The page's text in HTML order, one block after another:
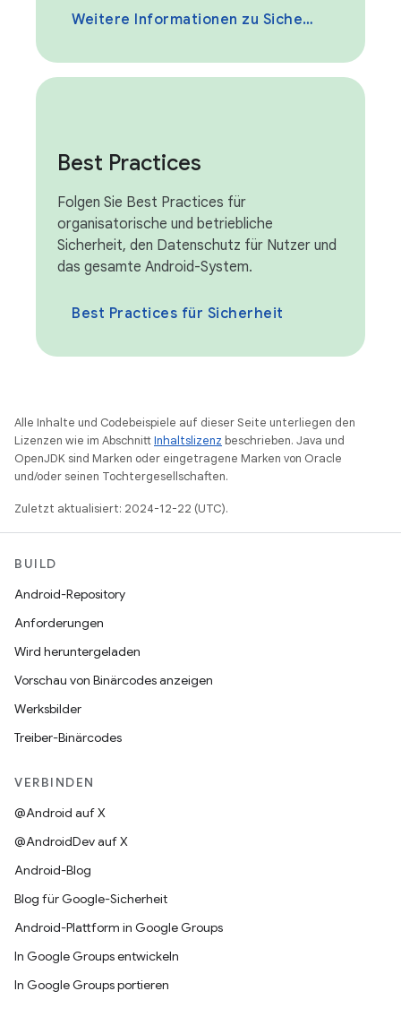
Weitere Informationen zu Sicherheitstests
Best Practices
Folgen Sie Best Practices für
organisatorische und betriebliche
Sicherheit, den Datenschutz für Nutzer und
das gesamte Android-System.
Best Practices für Sicherheit
Alle Inhalte und Codebeispiele auf dieser Seite unterliegen den
Lizenzen wie im AbschnittInhaltslizenz beschrieben. Java und
OpenJDK sind Marken oder eingetragene Marken von Oracle
und/oder seinen Tochtergesellschaften.
Zuletzt aktualisiert: 2024-12-22 (UTC).
BUILD
Android-Repository
Anforderungen
Wird heruntergeladen
Vorschau von Binärcodes anzeigen
Werksbilder
Treiber-Binärcodes
VERBINDEN
@Android auf X
@AndroidDev auf X
Android-Blog
Blog für Google-Sicherheit
Android-Plattform in Google Groups
In Google Groups entwickeln
In Google Groups portieren